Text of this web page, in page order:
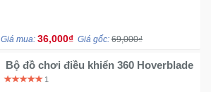
Giá mua: 36,000₫ Giá gốc: 69,000₫
Bộ đồ chơi điều khiển 360 Hoverblade
1